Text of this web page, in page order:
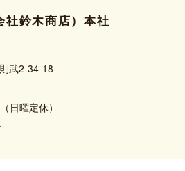
社鈴木商店）本社
武2-34-18
日曜定休）